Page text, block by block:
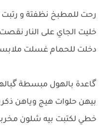
رحت للمطبخ نظفتة و
خليت الجاي على النار
دخلت للحمام غسلت
گاعدة بالهول مبسطة
بيهن حلوات هيج وياهن
خطي لكتبت بيه شلون